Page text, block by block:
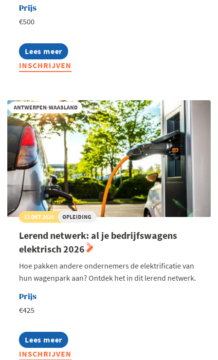
Prijs
€500
Lees meer
about
De
Bill
gebruiken:
opleiding
van
A
tot
Z
INSCHRIJVEN
ANTWERPEN-WAASLAND
13 OKT 2026 OPLEIDING
Lerend netwerk: al je bedrijfswagens
elektrisch 2026
Hoe pakken andere ondernemers de elektrificatie van
hun wagenpark aan? Ontdek het in dit lerend netwerk.
Prijs
€425
Lees meer
about
Lerend
INSCHRIJVEN